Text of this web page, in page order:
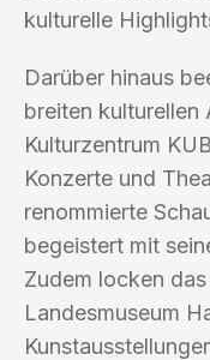
kulturelle
Darüber hinaus
breiten kulturellen
Kulturzentrum
Konzerte und
renommierte
begeistert mit
Zudem locken
Landesmuseum